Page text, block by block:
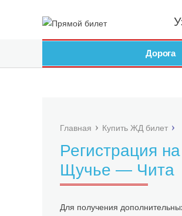
Дорога
Главная Купить ЖД билет
Регистрация
Щучье — Чита
Для получения